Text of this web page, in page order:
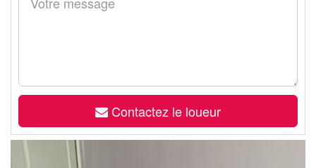
Contactez le loueur